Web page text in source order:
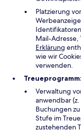
Platzierung
Mail-Adresse,
Erklärung
wie wir
verwenden.
Verwaltung
anwendbar
Buchungen
Stufe im
zustehenden